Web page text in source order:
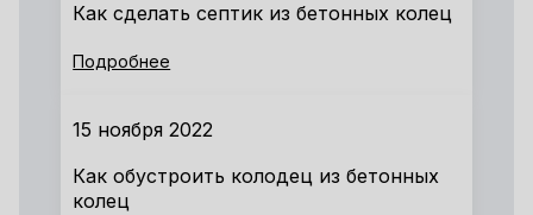
Как сделать септик из бетонных колец
Подробнее
15 ноября 2022
Как обустроить колодец из бетонных
колец